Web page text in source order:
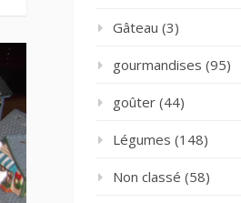
Gâteau (3)
gourmandises (95)
goûter (44)
Légumes (148)
Non classé (58)